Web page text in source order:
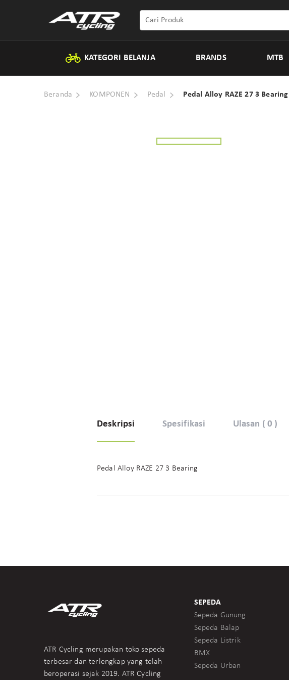
KATEGORI BELANJA BRANDS MTB
Beranda KOMPONEN Pedal Pedal Alloy RAZE 27 3 Bearing
Deskripsi Spesifikasi Ulasan ( 0 )
Pedal Alloy RAZE 27 3 Bearing
ATR Cycling merupakan toko sepeda
terbesar dan terlengkap yang telah
beroperasi sejak 2019. ATR Cycling
SEPEDA
Sepeda Gunung
Sepeda Balap
Sepeda Listrik
BMX
Sepeda Urban